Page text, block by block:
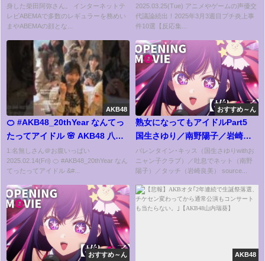
身した柴田阿弥さん。 インターネットテ
レビABEMAで多数のレギュラーを務めい
まやABEMAの顔とな...
2025.03.25(Tue) アニメやゲームの声優交
代議論続出！2025年3月3週目プチ炎上事
件10選【反応集...
AKB48
🍊 #AKB48_20thYear なんてっ
たってアイドル 🌸 AKB48 八木
愛月 Azuki 小栗有以 山内瑞葵 村
山彩希 🍓 #AKB48 #shorts #ま
さかのConfession
1:名無しさん＠お腹いっぱい
2025.02.14(Fri) 🍊 #AKB48_20thYear なん
てったってアイドル &#...
おすすめ～ん
熟女になってもアイドルPart5
国生さゆり／南野陽子／岩崎良
美
バレンタイン･キッス（国生さゆりwithお
ニャン子クラブ）／吐息でネット（南野
陽子）／タッチ（岩崎良美） source...
おすすめ～ん AKB48